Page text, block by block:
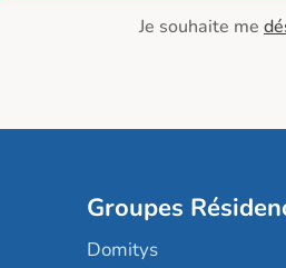
Je souhaite me
Groupes
Domitys